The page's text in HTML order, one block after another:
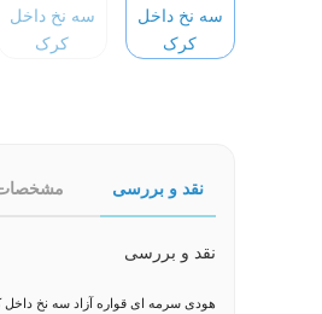
نقد و بررسی
نقد و بررسی
هودی سرمه ای قواره آزاد سه نخ